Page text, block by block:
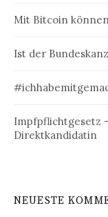
Mit Bitcoin
Ist der
Impfpflichtgesetz
Direktkandidatin
NEUESTE